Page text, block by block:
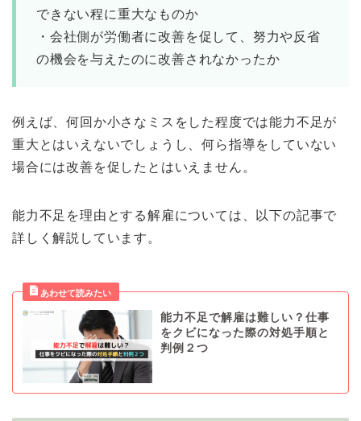
できない程に重大なものか
・会社側が労働者に改善を促して、努力や反省
の機会を与えたのに改善されなかったか
例えば、何回か小さなミスをした程度では能力不足が
重大とはいえないでしょうし、何ら指導をしていない
場合には改善を促したとはいえません。
能力不足を理由とする解雇については、以下の記事で
詳しく解説しています。
能力不足で解雇は難しい？仕事
をクビになった際の対処手順と
判例２つ